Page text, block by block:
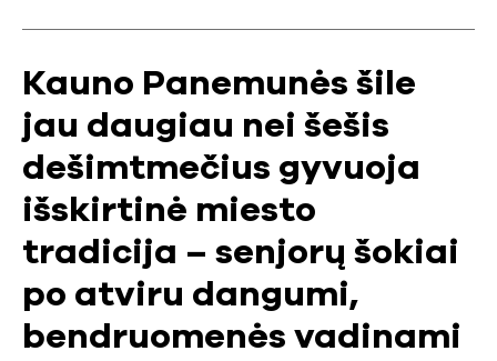
Kauno Panemunės šile
jau daugiau nei šešis
dešimtmečius gyvuoja
išskirtinė miesto
tradicija – senjorų šokiai
po atviru dangumi,
bendruomenės vadinami